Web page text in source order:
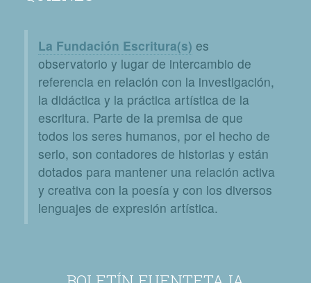
La Fundación Escritura(s) es
observatorio y lugar de intercambio de
referencia en relación con la investigación,
la didáctica y la práctica artística de la
escritura. Parte de la premisa de que
todos los seres humanos, por el hecho de
serlo, son contadores de historias y están
dotados para mantener una relación activa
y creativa con la poesía y con los diversos
lenguajes de expresión artística.